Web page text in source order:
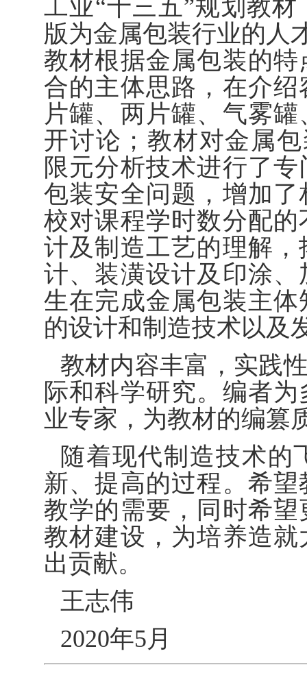
工业“十三五”规划教
版为金属包装行业的人
教材根据金属包装的
合的主体思路，在介
片罐、两片罐、气雾
开讨论；教材对金属
限元分析技术进行了
包装安全问题，增加
校对课程学时数分配
计及制造工艺的理解
计、装潢设计及印涂
生在完成金属包装主
的设计和制造技术以及
教材内容丰富，实践
际和科学研究。编者
业专家，为教材的编篡
随着现代制造技术的
新、提高的过程。希
教学的需要，同时希
教材建设，为培养造
出贡献。
王志伟
2020年5月